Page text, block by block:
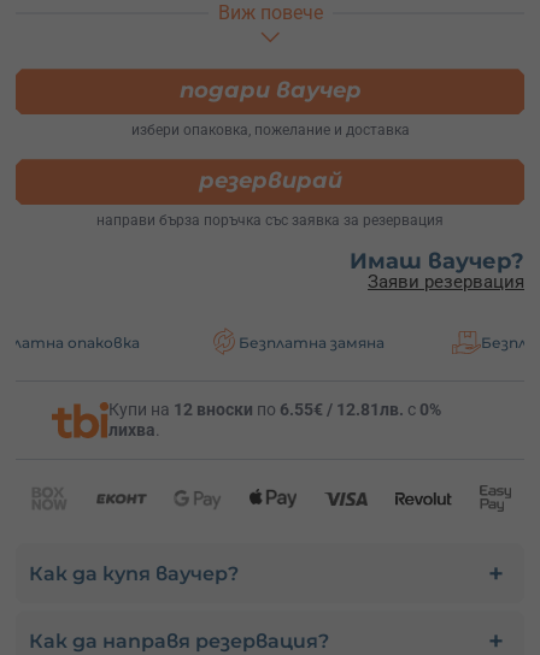
2 човека на 1 АТВ 450cc - 2 ч
Виж повече
подари ваучер
избери опаковка, пожелание и доставка
резервирай
направи бърза поръчка със заявка за резервация
Имаш ваучер?
Заяви резервация
Безплатна замяна Безплатна
Купи на 12 вноски по 6.55€ / 12.81лв. с 0%
лихва.
Как да купя ваучер?
Как да направя резервация?